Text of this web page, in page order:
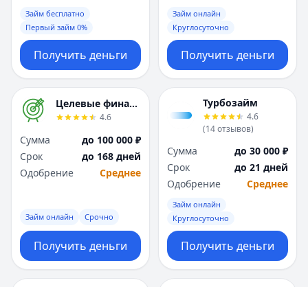
Займ бесплатно
Первый займ 0%
Получить деньги
Займ онлайн
Круглосуточно
Получить деньги
Целевые финансы
4.6
Сумма
до 100 000 ₽
Срок
до 168 дней
Одобрение
Среднее
Займ онлайн Срочно
Получить деньги
Турбозайм
4.6
(14отзывов)
Сумма
до 30 000 ₽
Срок
до 21 дней
Одобрение
Среднее
Займ онлайн
Круглосуточно
Получить деньги